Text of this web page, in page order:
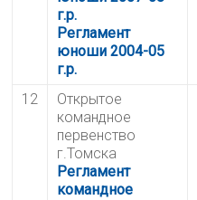
г.р.
Регламент
юноши 2004-05
г.р.
12
Открытое
командное
первенство
г.Томска
Регламент
командное